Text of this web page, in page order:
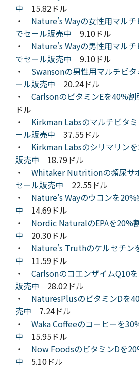
中 15.82ドル
・ Nature’s Wayの女性用マル
でセール販売中 9.10ドル
・ Nature’s Wayの男性用マル
でセール販売中 9.10ドル
・ Swansonの男性用マルチビ
ール販売中 20.24ドル
・ CarlsonのビタミンEを40%
ドル
・ Kirkman Labsのマルチビタ
ール販売中 37.55ドル
・ Kirkman Labsのシリマリン
販売中 18.79ドル
・ Whitaker Nutritionの頻尿サ
セール販売中 22.55ドル
・ Nature’s Wayのウコンを
中 14.69ドル
・ Nordic NaturalのEPAを20%
中 20.30ドル
・ Nature’s Truthのケルセチン
中 11.59ドル
・ CarlsonのコエンザイムQ10
販売中 28.02ドル
・ NaturesPlusのビタミンDを
売中 7.24ドル
・ Waka Coffeeのコーヒーを
中 15.95ドル
・ Now FoodsのビタミンDを
中 5.10ドル